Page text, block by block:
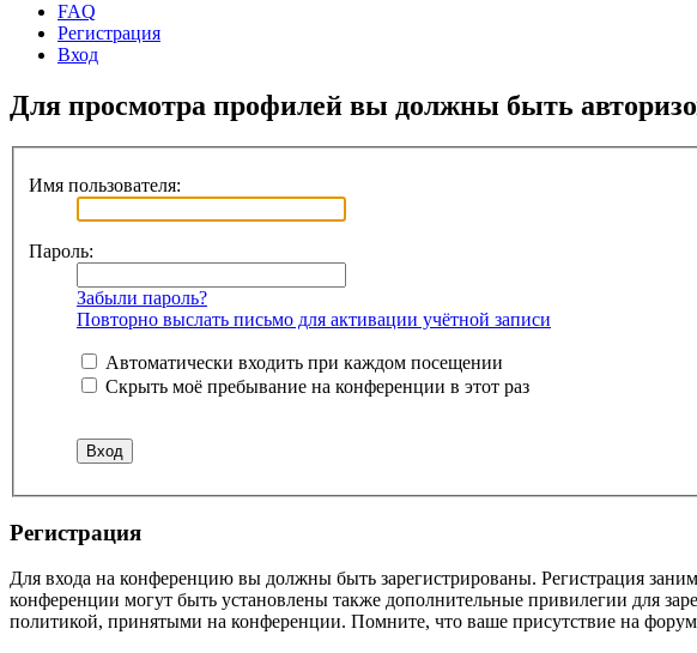
FAQ
Регистрация
Вход
Для просмотра профилей вы должны быть
Имя пользователя:
Пароль:
Забыли пароль?
Повторно выслать письмо для активации учётной записи
Автоматически входить при каждом посещении
Скрыть моё пребывание на конференции в этот раз
Регистрация
Для входа на конференцию вы должны быть зарегистрированы. Регистрация
конференции могут быть установлены также дополнительные привилегии для
политикой, принятыми на конференции. Помните, что ваше присутствие на